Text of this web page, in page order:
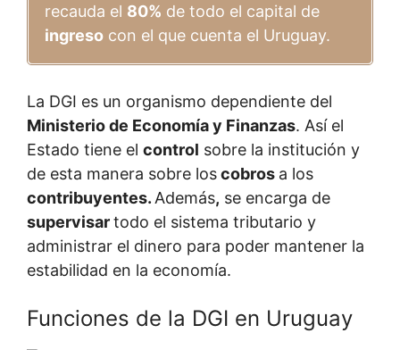
recauda el 80% de todo el capital de
ingreso con el que cuenta el Uruguay.
La DGI es un organismo dependiente del
Ministerio de Economía y Finanzas. Así el
Estado tiene el control sobre la institución y
de esta manera sobre loscobros a los
contribuyentes. Además, se encarga de
supervisartodo el sistema tributario y
administrar el dinero para poder mantener la
estabilidad en la economía.
Funciones de la DGI en Uruguay